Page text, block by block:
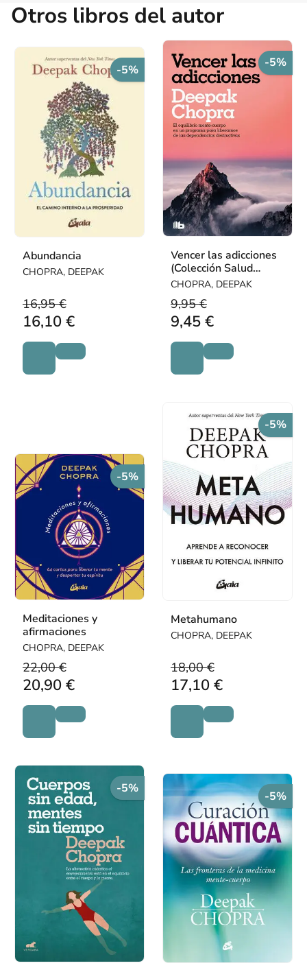
Otros libros del autor
-5%
Abundancia
CHOPRA, DEEPAK
16,95 €
16,10 €
-5%
Vencer las adicciones
(Colección Salud
Perfecta)
CHOPRA, DEEPAK
9,95 €
9,45 €
-5%
Meditaciones y
afirmaciones
CHOPRA, DEEPAK
22,00 €
20,90 €
-5%
Metahumano
CHOPRA, DEEPAK
18,00 €
17,10 €
-5%
-5%